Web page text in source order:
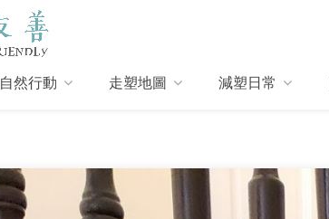
自然行動 走塑地圖 減塑日常